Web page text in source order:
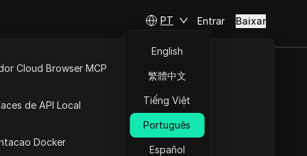
Cloud Browser MCP
de API Local
Docker
PT
English
繁體中文
Tiếng Việt
Português
Español
Entrar Baixar